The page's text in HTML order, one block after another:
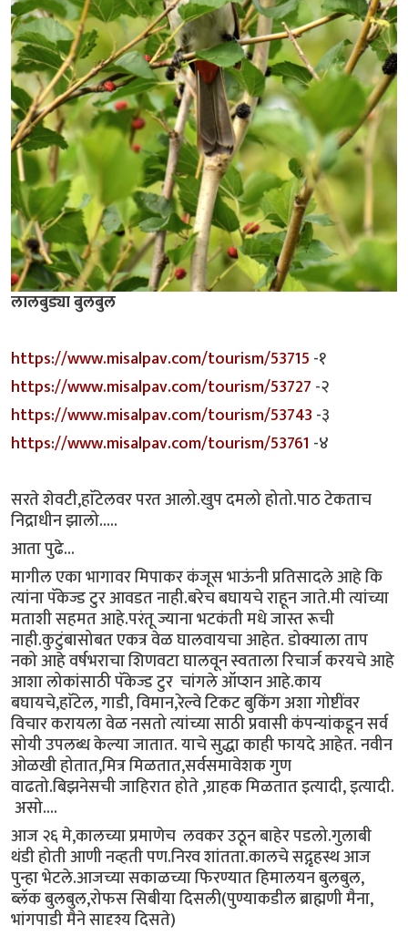
लालबुड्या बुलबुल
https://www.misalpav.com/tourism/53715-१
https://www.misalpav.com/tourism/53727-२
https://www.misalpav.com/tourism/53743-३
https://www.misalpav.com/tourism/53761 -४
सरते शेवटी,हाॅटेलवर परत आलो.खुप दमलो होतो.पाठ टेकताच
निद्राधीन झालो.....
आता पुढे...
मागील एका भागावर मिपाकर कंजूस भाऊंनी प्रतिसादले आहे कि
त्यांना पॅकेज्ड टुर आवडत नाही.बरेच बघायचे राहून जाते.मी त्यांच्या
मताशी सहमत आहे.परंतू ज्याना भटकंती मधे जास्त रूची
नाही.कुटुंबासोबत एकत्र वेळ घालवायचा आहेत. डोक्याला ताप
नको आहे वर्षभराचा शिणवटा घालवून स्वताला रिचार्ज करयचे आहे
आशा लोकांसाठी पॅकेज्ड टुर चांगले ऑप्शन आहे.काय
बघायचे,हाॅटेल, गाडी, विमान,रेल्वे टिकट बुकिंग अशा गोष्टींवर
विचार करायला वेळ नसतो त्यांच्या साठी प्रवासी कंपन्यांकडून सर्व
सोयी उपलब्ध केल्या जातात. याचे सुद्धा काही फायदे आहेत. नवीन
ओळखी होतात,मित्र मिळतात,सर्वसमावेशक गुण
वाढतो.बिझनेसची जाहिरात होते ,ग्राहक मिळतात इत्यादी, इत्यादी.
असो....
आज २६ मे,कालच्या प्रमाणेच लवकर उठून बाहेर पडलो.गुलाबी
थंडी होती आणी नव्हती पण.निरव शांतता.कालचे सद्गृहस्थ आज
पुन्हा भेटले.आजच्या सकाळच्या फिरण्यात हिमालयन बुलबुल,
ब्लॅक बुलबुल,रोफस सिबीया दिसली(पुण्याकडील ब्राह्मणी मैना,
भांगपाडी मैने सादृश्य दिसते)